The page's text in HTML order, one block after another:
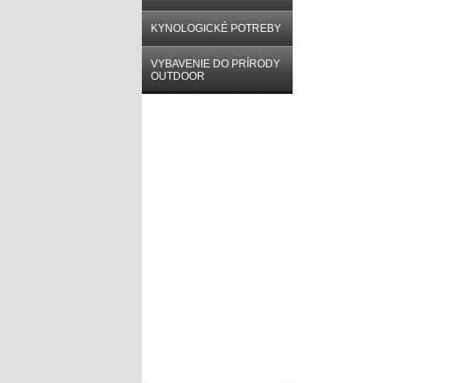
KYNOLOGICKÉ POTREBY
VYBAVENIE DO PRÍRODY
OUTDOOR